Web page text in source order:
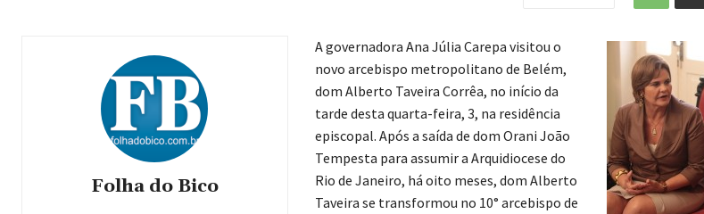
Folha do Bico
A governadora Ana Júlia Carepa visitou o
novo arcebispo metropolitano de Belém,
dom Alberto Taveira Corrêa, no início da
tarde desta quarta-feira, 3, na residência
episcopal. Após a saída de dom Orani João
Tempesta para assumir a Arquidiocese do
Rio de Janeiro, há oito meses, dom Alberto
Taveira se transformou no 10° arcebispo de